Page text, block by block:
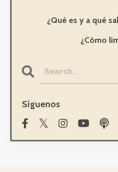
¿Qué es y a qué
¿Cómo
Síguenos